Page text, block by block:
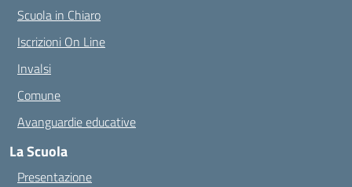
Scuola in Chiaro
Iscrizioni On Line
Invalsi
Comune
Avanguardie educative
La Scuola
Presentazione